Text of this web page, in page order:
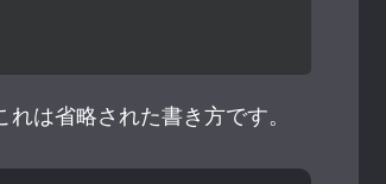
は省略された書き方です。